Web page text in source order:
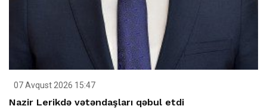
07 Avqust 2026 15:47
Nazir Lerikdə vətəndaşları qəbul etdi